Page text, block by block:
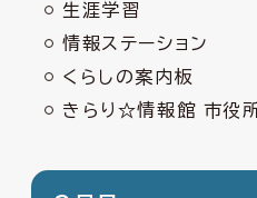
生涯学習
情報ステーション
くらしの案内板
きらり☆情報館 市役